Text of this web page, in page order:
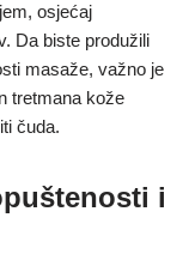
osjećaj
Da biste produžili
masaže, važno je
tretmana kože
čuda.
i